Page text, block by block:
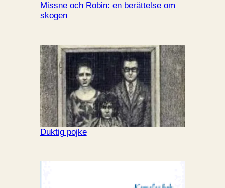
Missne och Robin: en berättelse om
skogen
Duktig pojke